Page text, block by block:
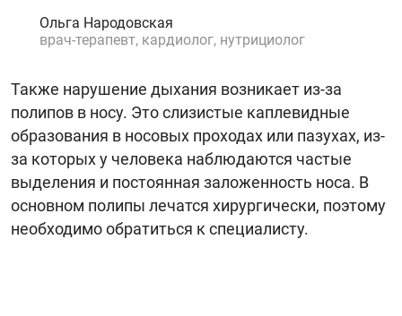
Ольга Народовская
врач-терапевт, кардиолог, нутрициолог
Также нарушение дыхания возникает из-за
полипов в носу. Это слизистые каплевидные
образования в носовых проходах или пазухах, из-
за которых у человека наблюдаются частые
выделения и постоянная заложенность носа. В
основном полипы лечатся хирургически, поэтому
необходимо обратиться к специалисту.